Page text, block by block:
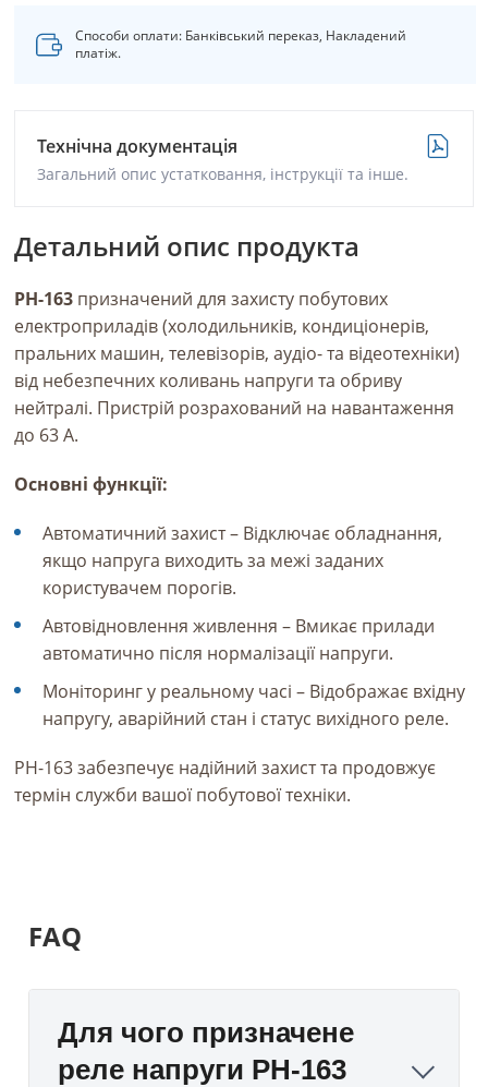
Способи оплати: Банківський переказ, Накладений
платіж.
Технічна документація
Загальний опис устатковання, інструкції та інше.
Детальний опис продукта
РН-163 призначений для захисту побутових
електроприладів(холодильників, кондиціонерів,
пральних машин, телевізорів, аудіо- та відеотехніки)
від небезпечних коливань напруги та обриву
нейтралі. Пристрій розрахований на навантаження
до 63 А.
Основні функції:
Автоматичний захист – Відключає обладнання,
якщо напруга виходить за межі заданих
користувачем порогів.
Автовідновлення живлення – Вмикає прилади
автоматично після нормалізації напруги.
Моніторинг у реальному часі – Відображає вхідну
напругу, аварійний стан і статус вихідного реле.
РН-163 забезпечує надійний захист та продовжує
термін служби вашої побутової техніки.
FAQ
Для чого призначене
реле напруги РН-163